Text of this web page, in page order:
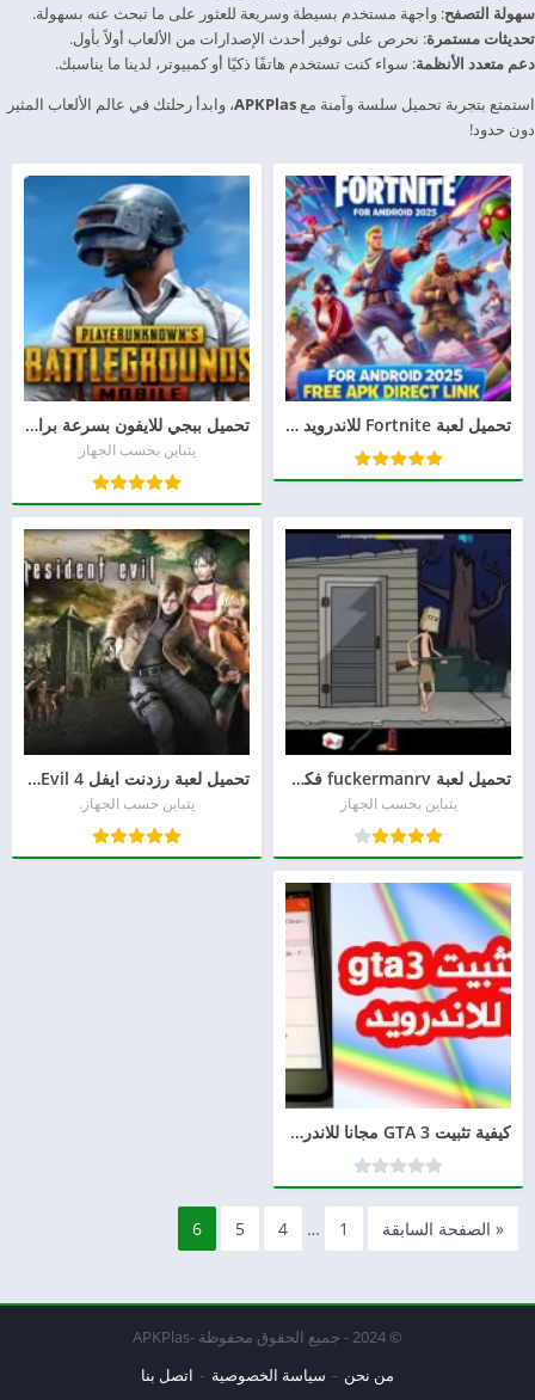
سهولة التصفح: واجهة مستخدم بسيطة وسريعة للعثور على ما تبحث عنه بسهولة.
تحديثات مستمرة: نحرص على توفير أحدث الإصدارات من الألعاب أولاً بأول.
دعم متعدد الأنظمة: سواء كنت تستخدم هاتفًا ذكيًا أو كمبيوتر، لدينا ما يناسبك.
استمتع بتجربة تحميل سلسة وآمنة معAPKPlas، وابدأ رحلتك في عالم الألعاب المثير
دون حدود!
تحميل لعبة Fortnite للاندرويد 2026 APK برابط مباشر مجانا تحميل ببجي للايفون بسرعة برابط مباشر من خارج الاب ستور 2026 pubg
يتباين بحسب الجهاز
تحميل لعبة fuckermanrv فكرمان apk للاندرويد 2026
يتباين بحسب الجهاز
تحميل لعبة رزدنت ايفل 4 Resident Evil الاصلية للاندرويد والكمبيوتر
يتباين حسب الجهاز.
كيفية تثبيت GTA 3 مجانا للاندرويد
« الصفحة السابقة 1
…
4
5
6
© 2024 - جميع الحقوق محفوظة -APKPlas
من نحن
سياسة الخصوصية اتصل بنا